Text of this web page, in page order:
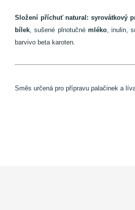
Složení příchuť natural: syrovátkový
bílek, sušené plnotučné mléko, inulin,
barvivo beta karoten.
Směs určená pro přípravu palačinek a